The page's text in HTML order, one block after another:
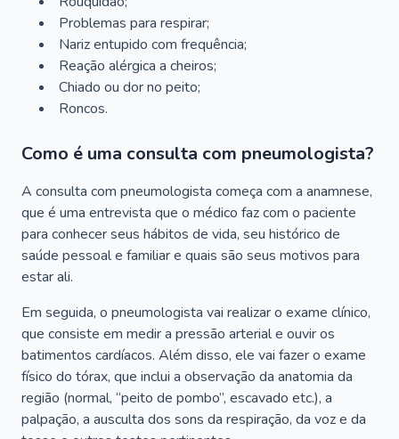
Problemas para respirar;
Nariz entupido com frequência;
Reação alérgica a cheiros;
Chiado ou dor no peito;
Roncos.
Como é uma consulta com pneumologista?
A consulta com pneumologista começa com a anamnese,
que é uma entrevista que o médico faz com o paciente
para conhecer seus hábitos de vida, seu histórico de
saúde pessoal e familiar e quais são seus motivos para
estar ali.
Em seguida, o pneumologista vai realizar o exame clínico,
que consiste em medir a pressão arterial e ouvir os
batimentos cardíacos. Além disso, ele vai fazer o exame
físico do tórax, que inclui a observação da anatomia da
região (normal, “peito de pombo”, escavado etc.), a
palpação, a ausculta dos sons da respiração, da voz e da